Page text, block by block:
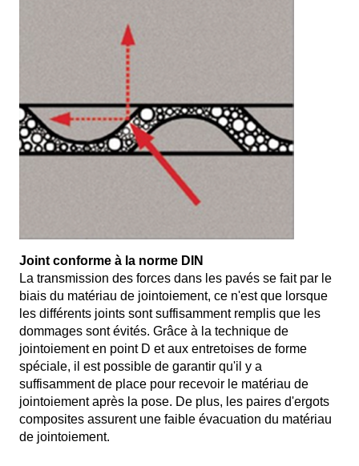
Joint conforme à la norme DIN
La transmission des forces dans les pavés se fait par le
biais du matériau de jointoiement, ce n'est que lorsque
les différents joints sont suffisamment remplis que les
dommages sont évités. Grâce à la technique de
jointoiement en point D et aux entretoises de forme
spéciale, il est possible de garantir qu'il y a
suffisamment de place pour recevoir le matériau de
jointoiement après la pose. De plus, les paires d'ergots
composites assurent une faible évacuation du matériau
de jointoiement.